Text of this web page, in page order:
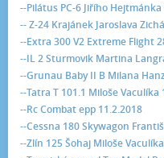
--Pilátus PC-6 Jiřího Hejtmánka
-- Z-24 Krajánek Jaroslava
--Extra 300 V2 Extreme Flight
--IL 2 Sturmovik Martina
--Grunau Baby II B Milana
--Tatra T 101.1 Miloše Vaculíka
--Rc Combat epp 11.2.2018
--Cessna 180 Skywagon
--Zlín 125 Šohaj Miloše